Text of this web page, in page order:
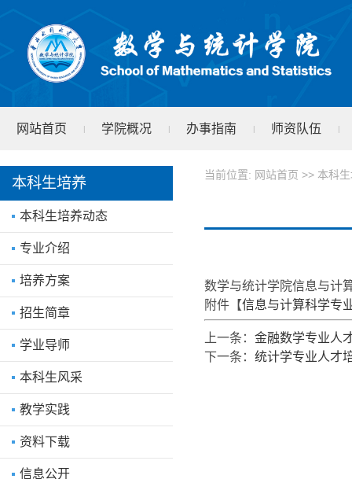
网站首页 | 学院概况 | 办事指南 | 师资队伍 |
学院文件
本科生培养
本科生培养动态
专业介绍
培养方案
招生简章
学业导师
本科生风采
教学实践
资料下载
信息公开
当前位置: 网站首页 >> 本科
数学与统计学院信息与计
附件【信息与计算科学专
上一条： 金融数学专业人
下一条： 统计学专业人才